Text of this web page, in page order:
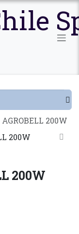
200W
200W